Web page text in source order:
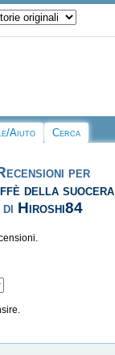
Aiuto Cerca
per
della suocera
di Hiroshi84